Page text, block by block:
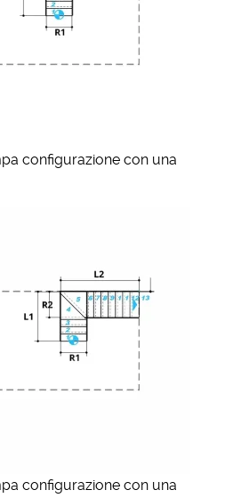
configurazione con una
configurazione con una